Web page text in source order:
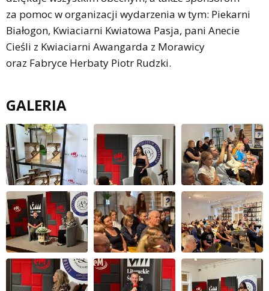
za pomoc w organizacji wydarzenia w tym: Piekarni
Białogon, Kwiaciarni Kwiatowa Pasja, pani Anecie
Cieśli z Kwiaciarni Awangarda z Morawicy
oraz Fabryce Herbaty Piotr Rudzki.
GALERIA